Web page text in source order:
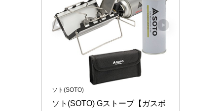
ソト(SOTO)
ソト(SOTO) Gストーブ【ガスボ